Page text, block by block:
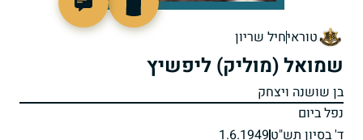
טוראיחיל שריון
שמואל (מוליק) ליפשיץ
בן שושנה ויצחק
נפל ביום
ד' בסיון תש"ט1.6.1949